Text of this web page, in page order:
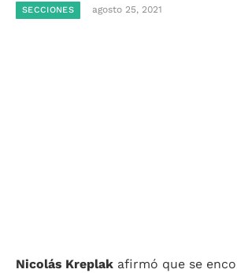
SECCIONES agosto 25, 2021
Nicolás Kreplak afirmó que se